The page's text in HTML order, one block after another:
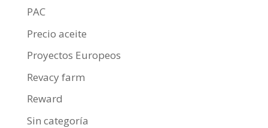
PAC
Precio aceite
Proyectos Europeos
Revacy farm
Reward
Sin categoría